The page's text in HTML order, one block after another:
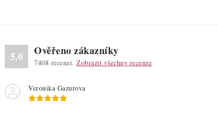
5.0 Ověřeno zákazníky
7408 recenzí. Zobrazit všechny recenze
Veronika Gazurova